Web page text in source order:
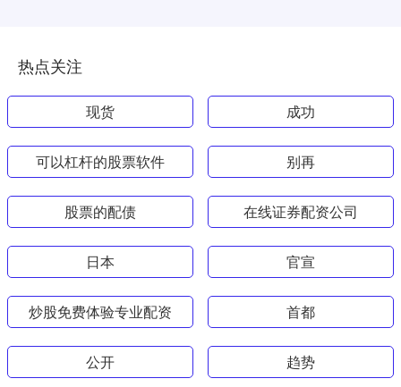
热点关注
现货 成功
可以杠杆的股票软件 别再
股票的配债 在线证券配资公司
日本 官宣
炒股免费体验专业配资 首都
公开 趋势